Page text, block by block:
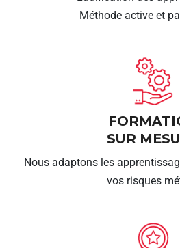
Méthode active et
SUR
Nous adaptons les
vos risques